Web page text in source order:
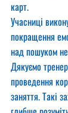
карт.
Учасниці
покращення
над пошуком
Дякуємо
проведення
заняття. Такі